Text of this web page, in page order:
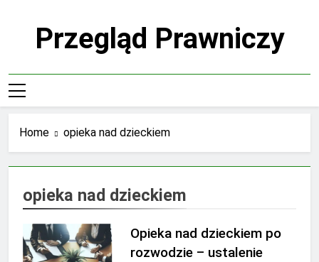
Przegląd Prawniczy
Home opieka nad dzieckiem
opieka nad dzieckiem
Opieka nad dzieckiem po
rozwodzie – ustalenie